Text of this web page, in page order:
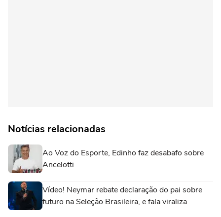
Notícias relacionadas
Ao Voz do Esporte, Edinho faz desabafo sobre
Ancelotti
Vídeo! Neymar rebate declaração do pai sobre
futuro na Seleção Brasileira, e fala viraliza